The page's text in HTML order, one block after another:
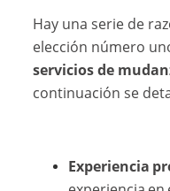
Hay una serie de
elección número
servicios de
continuación se
Experiencia